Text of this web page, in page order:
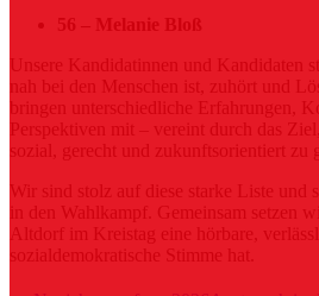
56 – Melanie Bloß
Unsere Kandidatinnen und Kandidaten
nah bei den Menschen ist, zuhört und
bringen unterschiedliche Erfahrungen,
Perspektiven mit – vereint durch das
sozial, gerecht und zukunftsorientiert zu
Wir sind stolz auf diese starke Liste und
in den Wahlkampf. Gemeinsam setzen
Altdorf im Kreistag eine hörbare,
sozialdemokratische Stimme hat.